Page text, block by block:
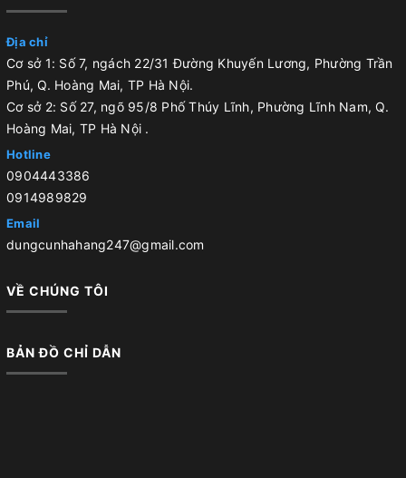
Địa chỉ
Cơ sở 1: Số 7, ngách 22/31 Đường Khuyến Lương, Phường Trần
Phú, Q. Hoàng Mai, TP Hà Nội.
Cơ sở 2: Số 27, ngõ 95/8 Phố Thúy Lĩnh, Phường Lĩnh Nam, Q.
Hoàng Mai, TP Hà Nội .
Hotline
0904443386
0914989829
Email
dungcunhahang247@gmail.com
VỀ CHÚNG TÔI
BẢN ĐỒ CHỈ DẪN